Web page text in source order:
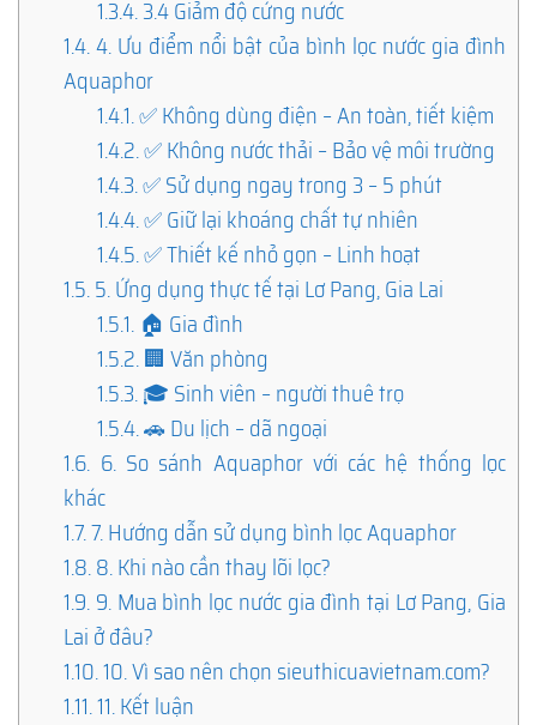
1.3.4.3.4 Giảm độ cứng nước
1.4.4. Ưu điểm nổi bật của bình lọc nước gia đình
Aquaphor
1.4.1.✅ Không dùng điện – An toàn, tiết kiệm
1.4.2.✅ Không nước thải – Bảo vệ môi trường
1.4.3.✅ Sử dụng ngay trong 3 – 5 phút
1.4.4.✅ Giữ lại khoáng chất tự nhiên
1.4.5.✅ Thiết kế nhỏ gọn – Linh hoạt
1.5.5. Ứng dụng thực tế tại Lơ Pang, Gia Lai
1.5.1.🏠 Gia đình
1.5.2.🏢 Văn phòng
1.5.3.🎓 Sinh viên – người thuê trọ
1.5.4.🚗 Du lịch – dã ngoại
1.6. 6. So sánh Aquaphor với các hệ thống lọc
khác
1.7.7. Hướng dẫn sử dụng bình lọc Aquaphor
1.8.8. Khi nào cần thay lõi lọc?
1.9. 9. Mua bình lọc nước gia đình tại Lơ Pang, Gia
Lai ở đâu?
1.10.10. Vì sao nên chọn sieuthicuavietnam.com?
1.11.11. Kết luận